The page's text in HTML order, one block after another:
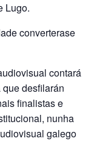
Lugo.
converterase
contará
desfilarán
finalistas e
nunha
galego